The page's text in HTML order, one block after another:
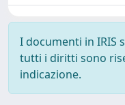
I documenti in IRIS
tutti i diritti sono
indicazione.